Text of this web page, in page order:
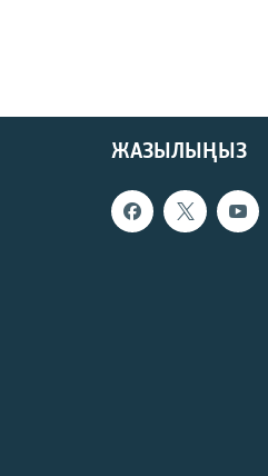
ЖАЗЫЛЫҢЫЗ